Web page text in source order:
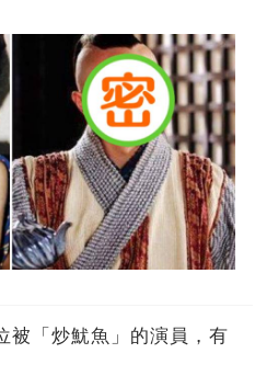
被「炒魷魚」的演員，有